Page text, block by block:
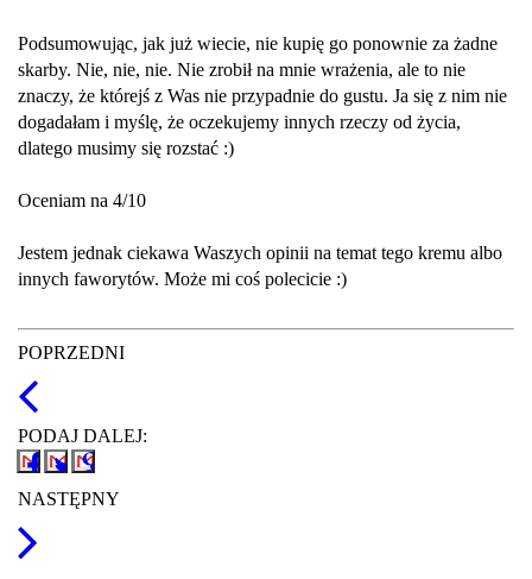
Podsumowując, jak już wiecie, nie kupię go ponownie za żadne
skarby. Nie, nie, nie. Nie zrobił na mnie wrażenia, ale to nie
znaczy, że którejś z Was nie przypadnie do gustu. Ja się z nim nie
dogadałam i myślę, że oczekujemy innych rzeczy od życia,
dlatego musimy się rozstać :)
Oceniam na 4/10
Jestem jednak ciekawa Waszych opinii na temat tego kremu albo
innych faworytów. Może mi coś polecicie :)
POPRZEDNI
PODAJ DALEJ:
NASTĘPNY